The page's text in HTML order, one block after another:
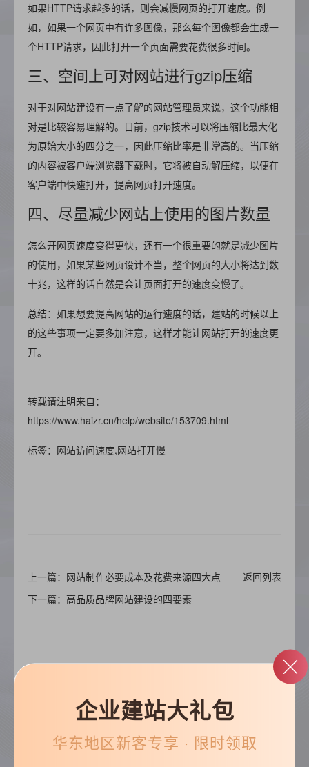
如果HTTP请求越多的话，则会减慢网页的打开速度。例
如，如果一个网页中有许多图像，那么每个图像都会生成一
个HTTP请求，因此打开一个页面需要花费很多时间。
三、空间上可对网站进行gzip压缩
对于对网站建设有一点了解的网站管理员来说，这个功能相
对是比较容易理解的。目前，gzip技术可以将压缩比最大化
为原始大小的四分之一，因此压缩比率是非常高的。当压缩
的内容被客户端浏览器下载时，它将被自动解压缩，以便在
客户端中快速打开，提高网页打开速度。
四、尽量减少网站上使用的图片数量
怎么开网页速度变得更快，还有一个很重要的就是减少图片
的使用，如果某些网页设计不当，整个网页的大小将达到数
十兆，这样的话自然是会让页面打开的速度变慢了。
总结：如果想要提高网站的运行速度的话，建站的时候以上
的这些事项一定要多加注意，这样才能让网站打开的速度更
开。
转载请注明来自：
https://www.haizr.cn/help/website/153709.html
标签：网站访问速度,网站打开慢
上一篇：网站制作必要成本及花费来源四大点
返回列表
下一篇：高品质品牌网站建设的四要素
帮助&支持
企业建站大礼包
华东地区新客专享 · 限时领取